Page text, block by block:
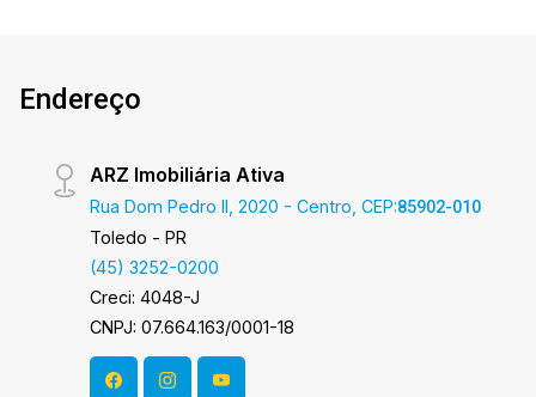
Endereço
ARZ Imobiliária Ativa
Rua Dom Pedro II, 2020 - Centro, CEP:85902-010
Toledo - PR
(45) 3252-0200
Creci: 4048-J
CNPJ: 07.664.163/0001-18